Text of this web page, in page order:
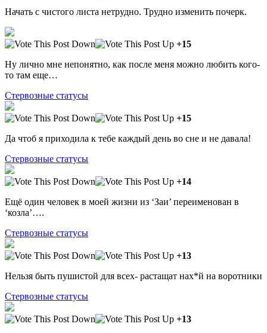
Начать с чистого листа нетрудно. Трудно изменить почерк.
+15
Ну лично мне непонятно, как после меня можно любить кого-
то там еще…
Стервозные статусы
+15
Да чтоб я приходила к тебе каждый день во сне и не давала!
Стервозные статусы
+14
Ещё один человек в моей жизни из ‘Заи’ переименован в
‘козла’….
Стервозные статусы
+13
Нельзя быть пушистой для всех- растащат нах*й на воротники
Стервозные статусы
+13